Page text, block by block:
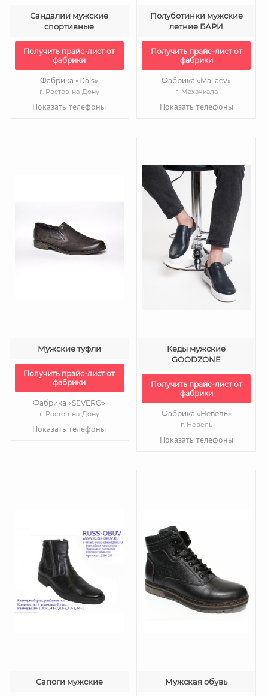
Сандалии мужские
спортивные
Получить прайс-лист от
фабрики
Фабрика «Dals»
г. Ростов-на-Дону
Показать телефоны
Полуботинки мужские
летние БАРИ
Получить прайс-лист от
фабрики
Фабрика «Mallaev»
г. Махачкала
Показать телефоны
Мужские туфли
Получить прайс-лист от
фабрики
Фабрика «SEVERO»
г. Ростов-на-Дону
Показать телефоны
Кеды мужские
GOODZONE
Получить прайс-лист от
фабрики
Фабрика «Невель»
г. Невель
Показать телефоны
Сапоги мужские Мужская обувь